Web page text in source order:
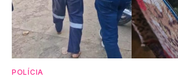
POLÍCIA